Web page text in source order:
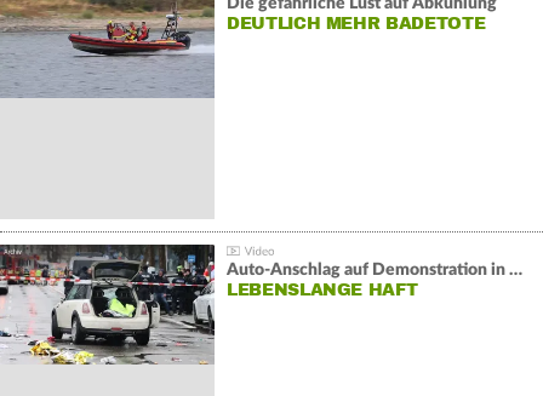
Die gefährliche Lust auf Abkühlung
DEUTLICH MEHR BADETOTE
Auto-Anschlag auf Demonstration in München:
LEBENSLANGE HAFT